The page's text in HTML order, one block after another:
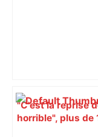
"C'est la reprise
horrible", plus de